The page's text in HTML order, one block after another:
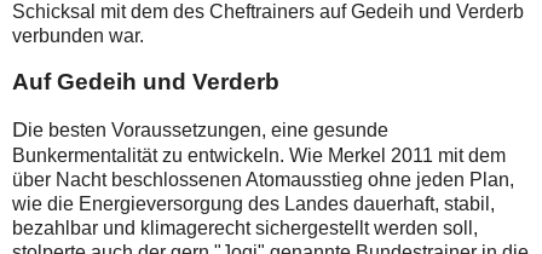
Schicksal mit dem des Cheftrainers auf Gedeih und Verderb
verbunden war.
Auf Gedeih und Verderb
Die besten Voraussetzungen, eine gesunde
Bunkermentalität zu entwickeln. Wie Merkel 2011 mit dem
über Nacht beschlossenen Atomausstieg ohne jeden Plan,
wie die Energieversorgung des Landes dauerhaft, stabil,
bezahlbar und klimagerecht sichergestellt werden soll,